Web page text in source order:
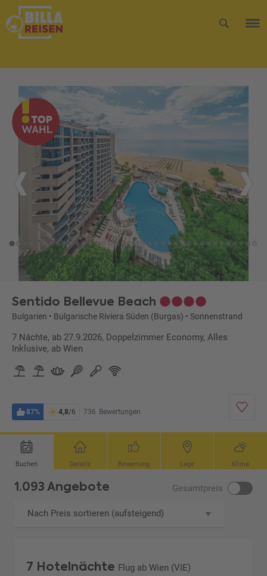
Sentido Bellevue Beach
Bulgarien • Bulgarische Riviera Süden (Burgas) • Sonnenstrand
7 Nächte, ab 27.9.2026, Doppelzimmer Economy, Alles
Inklusive, ab Wien
87% 4,8/6 736 Bewertungen
Buchen Details Bewertung Lage Klima
1.093 Angebote Gesamtpreis
Nach Preis sortieren (aufsteigend)
7 Hotelnächte Flug ab Wien (VIE)